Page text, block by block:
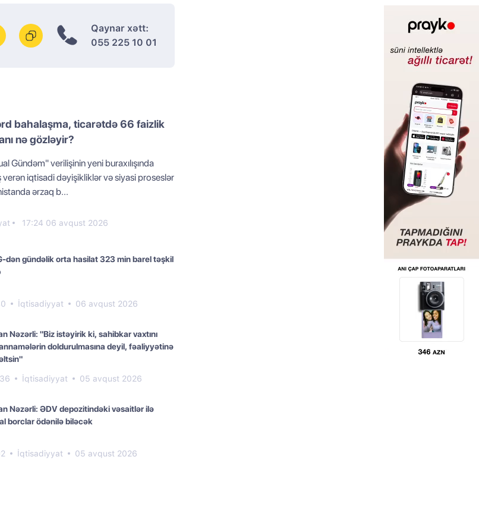
Qaynar xətt:
055 225 10 01
bahalaşma, ticarətdə 66 faizlik
nə gözləyir?
Gündəm" verilişinin yeni buraxılışında
verən iqtisadi dəyişikliklər və siyasi proseslər
ərzaq b...
17:24 06 avqust 2026
dən gündəlik orta hasilat 323 min barel təşkil
İqtisadiyyat 06 avqust 2026
Nəzərli: "Biz istəyirik ki, sahibkar vaxtını
doldurulmasına deyil, fəaliyyətinə
İqtisadiyyat 05 avqust 2026
Nəzərli: ƏDV depozitindəki vəsaitlər ilə
borclar ödənilə biləcək
İqtisadiyyat 05 avqust 2026